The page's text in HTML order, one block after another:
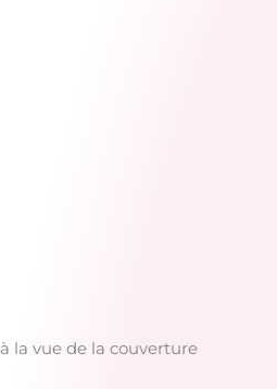
à la vue de la couverture